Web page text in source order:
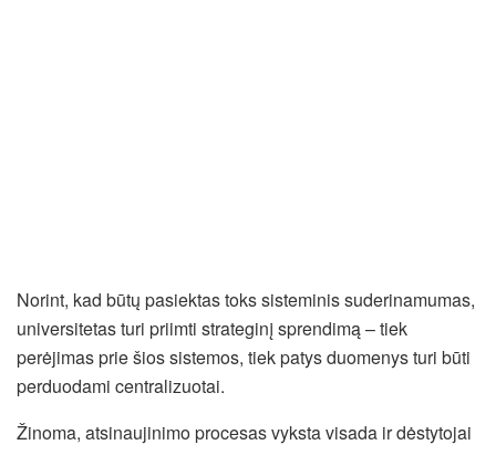
Norint, kad būtų pasiektas toks sisteminis suderinamumas,
universitetas turi priimti strateginį sprendimą – tiek
perėjimas prie šios sistemos, tiek patys duomenys turi būti
perduodami centralizuotai.
Žinoma, atsinaujinimo procesas vyksta visada ir dėstytojai